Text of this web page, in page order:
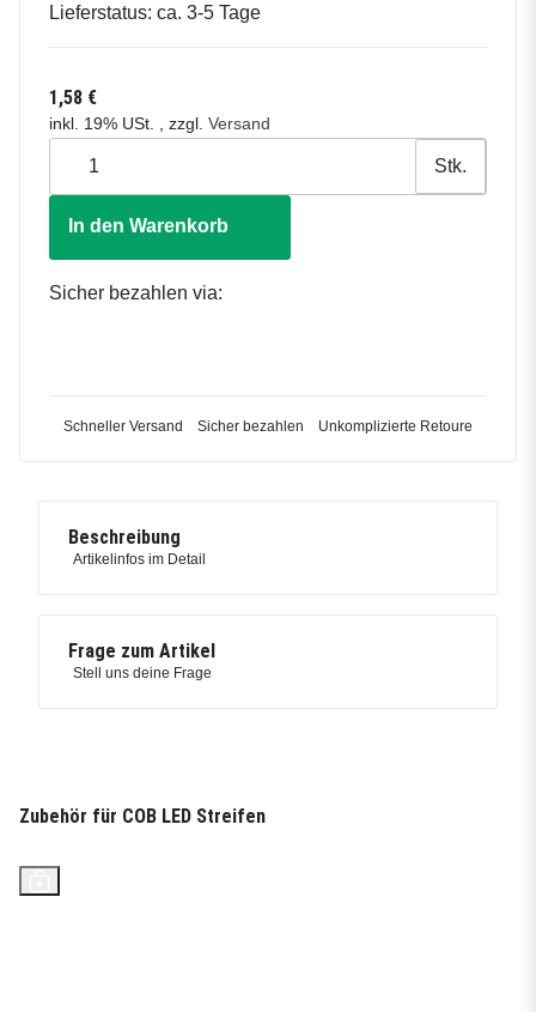
Lieferstatus: ca. 3-5 Tage
1,58 €
inkl. 19% USt. , zzgl. Versand
Stk.
In den Warenkorb
Sicher bezahlen via:
Schneller Versand Sicher bezahlen Unkomplizierte Retoure
Beschreibung
Artikelinfos im Detail
Frage zum Artikel
Stell uns deine Frage
Zubehör für COB LED Streifen